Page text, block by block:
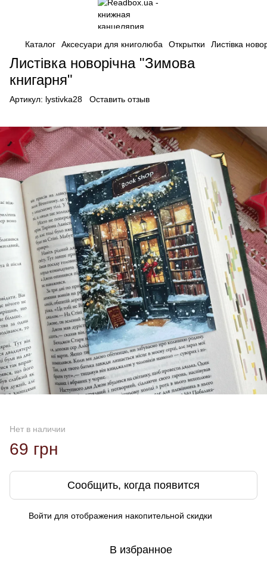
Каталог Аксесуари для книголюба Открытки Листівка
Листівка новорічна "Зимова
книгарня"
Артикул: lystivka28 Оставить отзыв
Нет в наличии
69 грн
Сообщить, когда появится
Войти для отображения накопительной скидки
В избранное